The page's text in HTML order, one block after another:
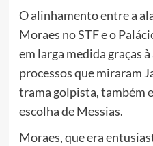
O alinhamento entre a
Moraes no STF e o
em larga medida graças
processos que miraram
trama golpista, também
escolha de Messias.
Moraes, que era